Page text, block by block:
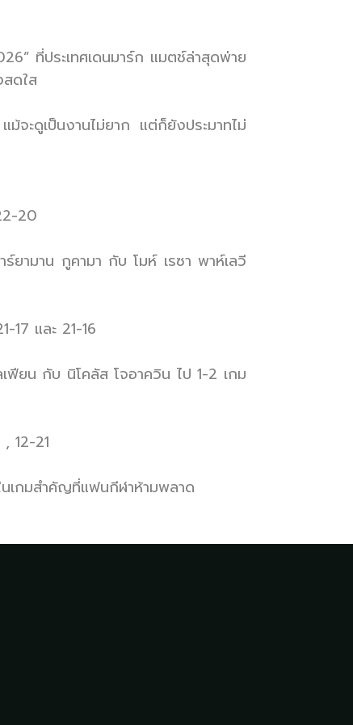
ที่ประเทศเดนมาร์ก แมตช์ล่าสุดพ่าย
ดใส
จะดูเป็นงานไม่ยาก แต่ก็ยังประมาทไม่
20
ามาน กูคามา กับ โมห์ เรซา พาห์เลวี
และ 21-16
ยน กับ นิโคลัส โจอาควิน ไป 1-2 เกม
12-21
เกมสำคัญที่แฟนกีฬาห้ามพลาด